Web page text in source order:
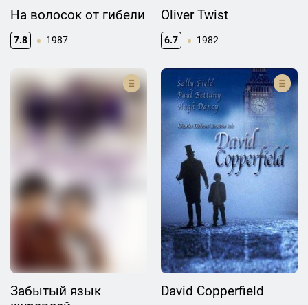
На волосок от гибели
7.8 1987
Oliver Twist
6.7 1982
Забытый язык
David Copperfield